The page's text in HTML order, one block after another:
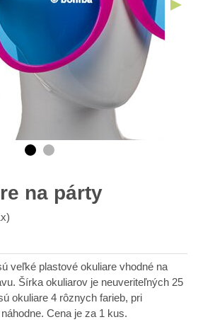
na párty
x)
veľké plastové okuliare vhodné na
Šírka okuliarov je neuveriteľných 25
okuliare 4 rôznych farieb, pri
Cena je za 1 kus.